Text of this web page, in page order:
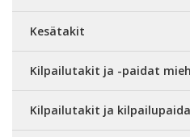
Kesätakit
Kilpailutakit ja -paidat
Kilpailutakit ja